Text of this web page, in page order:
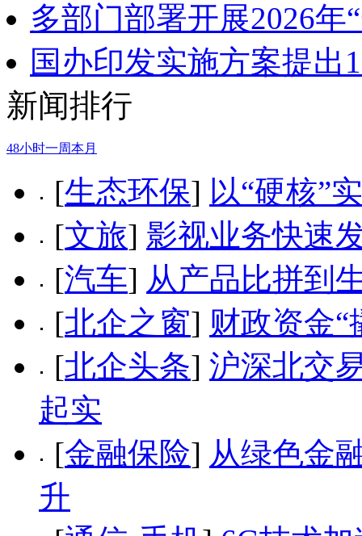
多部门部署开展2026年
国办印发实施方案提出
新闻排行
48小时一周本月
[生态环保] 以“硬核”
[文旅] 影视业务快速
[汽车] 从产品比拼到
[北企之窗] 财政资金
[北企头条] 沪深北交
起实
[金融保险] 从绿色金
升